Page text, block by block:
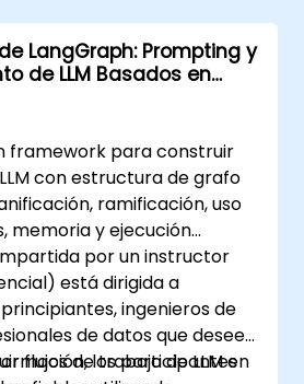
LangGraph: Prompting y
de LLM Basados en
framework para construir
con estructura de grafo
ramificación, uso
memoria y ejecución
por un instructor
está dirigida a
ingenieros de
de datos que deseen
flujos de trabajo de LLM en
los participantes